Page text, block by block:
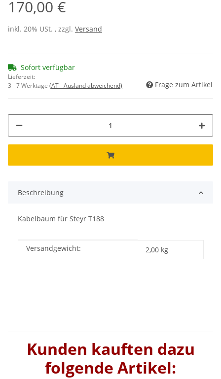
170,00 €
inkl. 20% USt. , zzgl. Versand
Sofort verfügbar
Lieferzeit:
3 - 7 Werktage (AT - Ausland abweichend) Frage zum Artikel
Beschreibung
Kabelbaum für Steyr T188
Produkteigenschaft
Wert
Versandgewicht: 2,00 kg
Kunden kauften dazu
folgende Artikel: